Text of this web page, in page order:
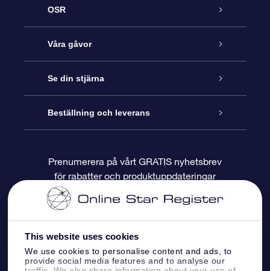
This website uses cookies
We use cookies to personalise content and ads, to
provide social media features and to analyse our
OSR
Kundtjänst
Kontakta oss
Blogg
Recensioner
Våra gåvor
Online-Stjärngåva
OSR Gåvopaket
OSR Presentkort
Företagspresenter
Se din stjärna
Stjärnregiste
Personlig Stjärnsida
One Million Stars
OSR Starsaver
Beställning och leverans
Betalningsinformation
Returpolicy
Prenumerera på vårt GRATIS nyhetsbrev
för rabatter och produktuppdateringar